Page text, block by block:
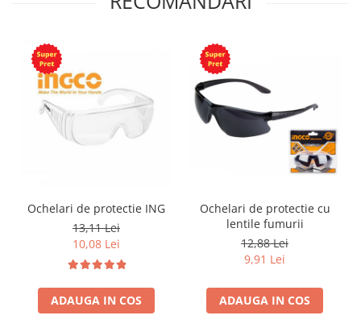
Ochelari de protectie ING
13,11 Lei
10,08 Lei
ADAUGA IN COS
Ochelari de protectie cu
lentile fumurii
12,88 Lei
9,91 Lei
ADAUGA IN COS